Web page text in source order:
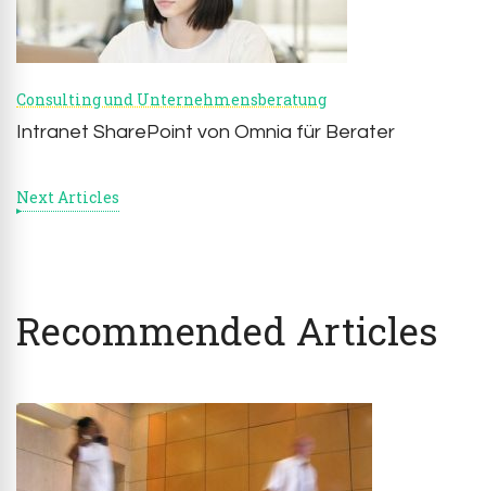
Consulting und Unternehmensberatung
Intranet SharePoint von Omnia für Berater
Next Articles
Recommended Articles